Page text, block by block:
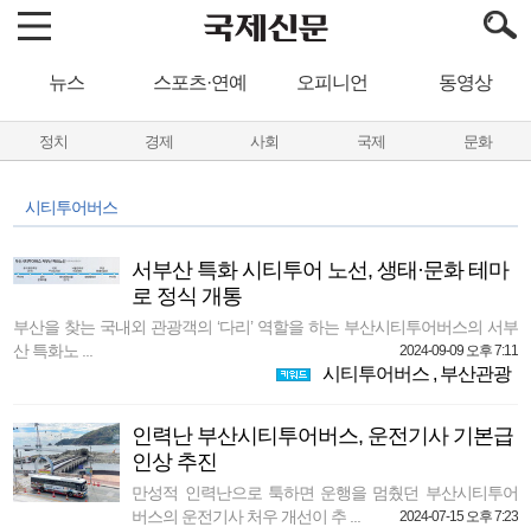
뉴스 스포츠·연예 오피니언 동영상
정치 경제 사회 국제 문화
시티투어버스
서부산 특화 시티투어 노선, 생태·문화 테마
로 정식 개통
부산을 찾는 국내외 관광객의 ‘다리’ 역할을 하는 부산시티투어버스의 서부
산 특화노 ...
2024-09-09 오후 7:11
시티투어버스, 부산관광
인력난 부산시티투어버스, 운전기사 기본급
인상 추진
만성적 인력난으로 툭하면 운행을 멈췄던 부산시티투어
버스의 운전기사 처우 개선이 추 ...
2024-07-15 오후 7:23